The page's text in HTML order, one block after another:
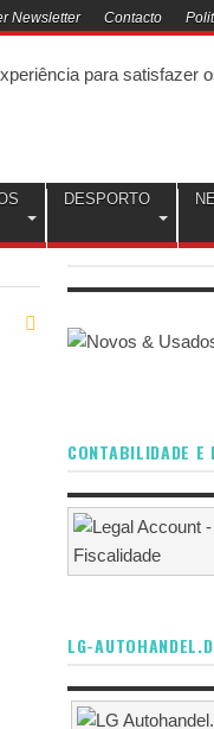
Newsletter Contacto
DESPORTO
CONTABILIDADE E
LG-